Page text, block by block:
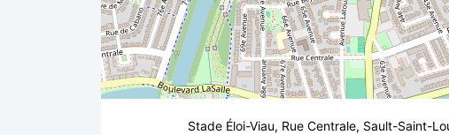
Stade Éloi-Viau, Rue Centrale, Sault-Saint-